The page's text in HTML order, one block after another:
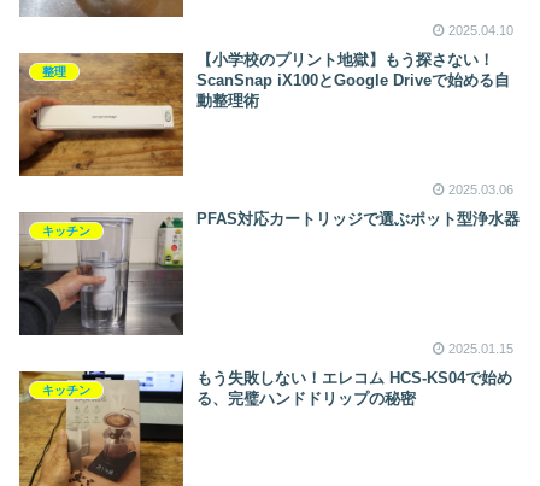
2025.04.10
整理
【小学校のプリント地獄】もう探さない！
ScanSnap iX100とGoogle Driveで始める自
動整理術
2025.03.06
キッチン
PFAS対応カートリッジで選ぶポット型浄水器
2025.01.15
キッチン
もう失敗しない！エレコム HCS-KS04で始め
る、完璧ハンドドリップの秘密